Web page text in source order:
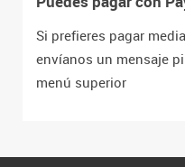
Si prefieres pagar
envíanos un mensaje
menú superior